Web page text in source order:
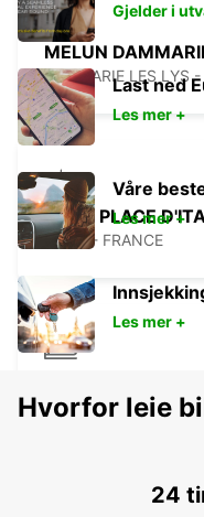
MELUN
DAMMARIE LES LYS -
PARIS PLACE
PARIS - FRANCE
PARIS - FRANCE
Gjelder i
Last ned
Les mer +
Våre
Les mer +
Les mer +
Hvorfor leie
24